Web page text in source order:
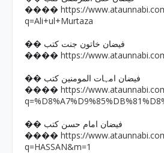
���� https://
q=Ali+ul+Murtaza
�� فیضان خاتون جنت کتب
���� https://
�� فیضان امہات المومنین کتب
���� https://
�� فیضان امام حسن کتب
���� https://
q=HASSAN&m=1